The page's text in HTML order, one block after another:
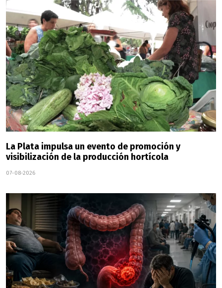
La Plata impulsa un evento de promoción y
visibilización de la producción hortícola
07-08-2026